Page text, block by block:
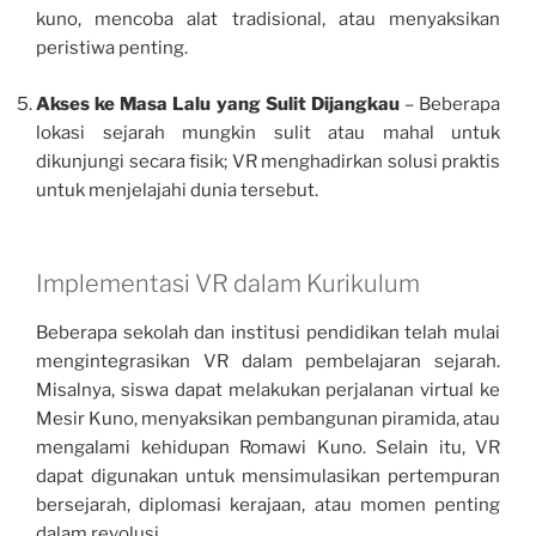
kuno, mencoba alat tradisional, atau menyaksikan
peristiwa penting.
Akses ke Masa Lalu yang Sulit Dijangkau– Beberapa
lokasi sejarah mungkin sulit atau mahal untuk
dikunjungi secara fisik; VR menghadirkan solusi praktis
untuk menjelajahi dunia tersebut.
Implementasi VR dalam Kurikulum
Beberapa sekolah dan institusi pendidikan telah mulai
mengintegrasikan VR dalam pembelajaran sejarah.
Misalnya, siswa dapat melakukan perjalanan virtual ke
Mesir Kuno, menyaksikan pembangunan piramida, atau
mengalami kehidupan Romawi Kuno. Selain itu, VR
dapat digunakan untuk mensimulasikan pertempuran
bersejarah, diplomasi kerajaan, atau momen penting